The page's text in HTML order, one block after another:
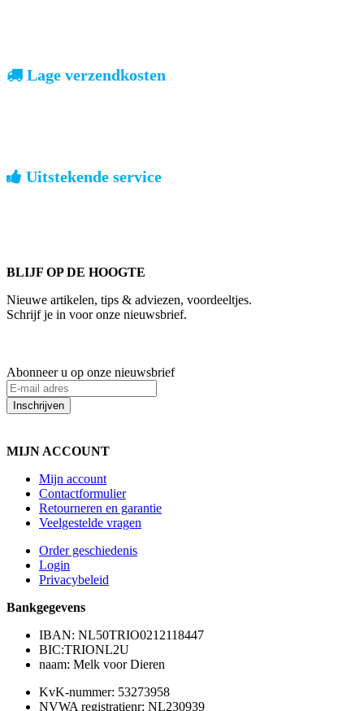
Lage verzendkosten
Uitstekende service
BLIJF OP DE HOOGTE
Nieuwe artikelen, tips & adviezen, voordeeltjes.
Schrijf je in voor onze nieuwsbrief.
Abonneer u op onze nieuwsbrief
Inschrijven
MIJN ACCOUNT
Mijn account
Contactformulier
Retourneren en garantie
Veelgestelde vragen
Order geschiedenis
Login
Privacybeleid
Bankgegevens
IBAN: NL50TRIO0212118447
BIC:TRIONL2U
naam: Melk voor Dieren
KvK-nummer: 53273958
NVWA registratienr: NL230939